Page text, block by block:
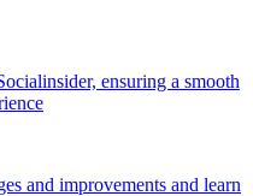
ensuring a smooth
and improvements and learn